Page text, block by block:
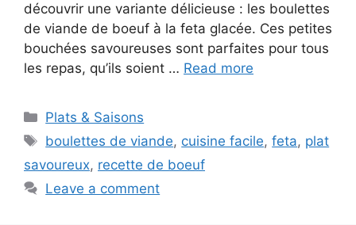
découvrir une variante délicieuse : les boulettes
de viande de boeuf à la feta glacée. Ces petites
bouchées savoureuses sont parfaites pour tous
les repas, qu’ils soient … Read more
Categories
Plats & Saisons
Tags
boulettes de viande, cuisine facile,feta, plat
savoureux, recette de boeuf
Leave a comment